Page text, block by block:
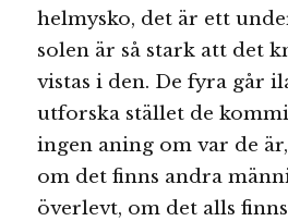
helmysko, det är ett
solen är så stark att det
vistas i den. De fyra går
utforska stället de
ingen aning om var de
om det finns andra
överlevt, om det alls